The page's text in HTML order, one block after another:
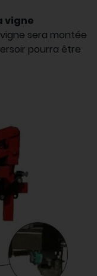
vigne
sera montée
pourra être